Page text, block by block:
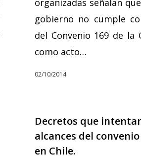
organizadas señalan
gobierno no cumple
del Convenio 169 de la
como acto…
02/10/2014
Decretos que
alcances del convenio
en Chile.